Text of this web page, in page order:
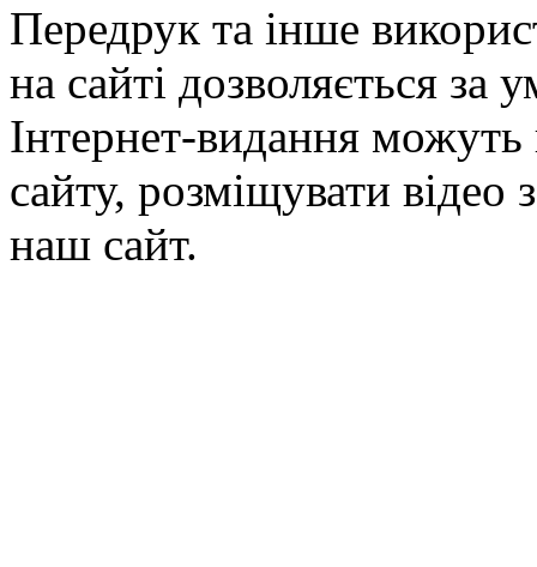
Передрук та інше
на сайті дозволяється
Інтернет-видання можуть
сайту, розміщувати відео
наш сайт.